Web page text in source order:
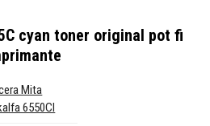
cyan toner original pot fi
Mita
6550CI